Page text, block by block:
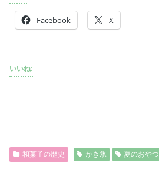
Facebook X
いいね:
和菓子の歴史 かき氷 夏のおやつ